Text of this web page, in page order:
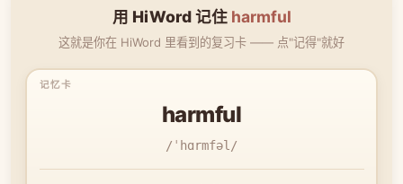
用 HiWord 记住 harmful
这就是你在 HiWord 里看到的复习卡 —— 点"记得"就好
harmful
/ˈhɑrmfəl/